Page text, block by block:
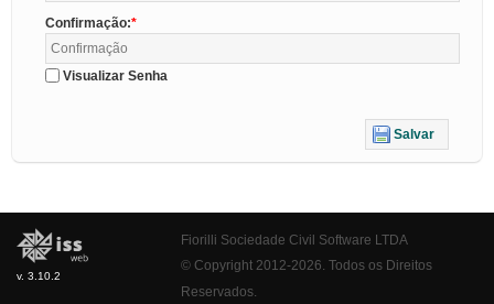
Confirmação:
Visualizar Senha
Salvar
v. 3.10.2
Fiorilli Sociedade Civil Software LTDA
© Copyright 2012-2026. Todos os Direitos
Reservados.